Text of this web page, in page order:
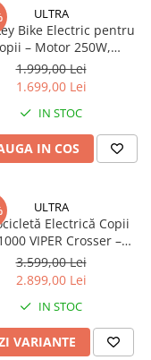
ULTRA
Bike Electric pentru
– Motor 250W,
22 km, Baterie
9Ah, Viteză 25 km/h
1.999,00 Lei
1.699,00 Lei
IN STOC
IN COS
ULTRA
Electrică Copii
VIPER Crosser –
Brushless, 40 km/h,
14”, Autonomie 20 km
3.599,00 Lei
2.899,00 Lei
IN STOC
VARIANTE